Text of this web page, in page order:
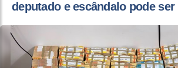
deputado e escândalo pode